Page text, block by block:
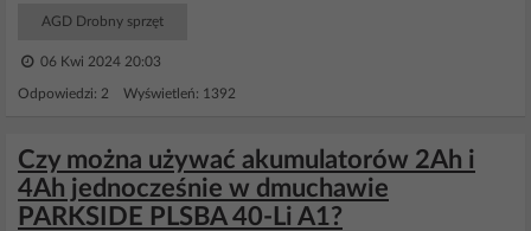
AGD Drobny sprzęt
06 Kwi 2024 20:03
Odpowiedzi: 2 Wyświetleń: 1392
Czy można używać akumulatorów 2Ah i
4Ah jednocześnie w dmuchawie
PARKSIDE PLSBA 40-Li A1?